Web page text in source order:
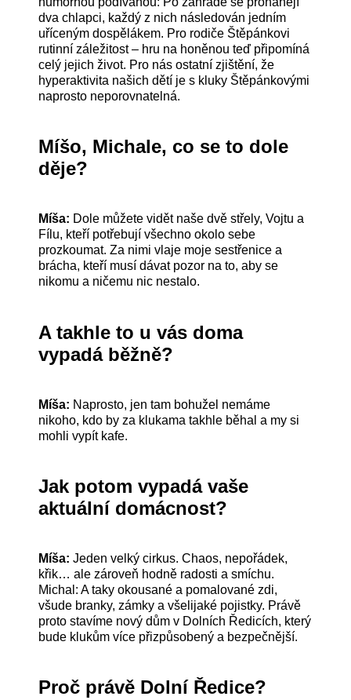
dva chlapci, každý z nich následován jedním
uříceným dospělákem. Pro rodiče Štěpánkovi
rutinní záležitost – hru na honěnou teď připomíná
celý jejich život. Pro nás ostatní zjištění, že
hyperaktivita našich dětí je s kluky Štěpánkovými
naprosto neporovnatelná.
Míšo, Michale, co se to dole
děje?
Míša: Dole můžete vidět naše dvě střely, Vojtu a
Fílu, kteří potřebují všechno okolo sebe
prozkoumat. Za nimi vlaje moje sestřenice a
brácha, kteří musí dávat pozor na to, aby se
nikomu a ničemu nic nestalo.
A takhle to u vás doma
vypadá běžně?
Míša: Naprosto, jen tam bohužel nemáme
nikoho, kdo by za klukama takhle běhal a my si
mohli vypít kafe.
Jak potom vypadá vaše
aktuální domácnost?
Míša: Jeden velký cirkus. Chaos, nepořádek,
křik… ale zároveň hodně radosti a smíchu.
Michal: A taky okousané a pomalované zdi,
všude branky, zámky a všelijaké pojistky. Právě
proto stavíme nový dům v Dolních Ředicích, který
bude klukům více přizpůsobený a bezpečnější.
Proč právě Dolní Ředice?